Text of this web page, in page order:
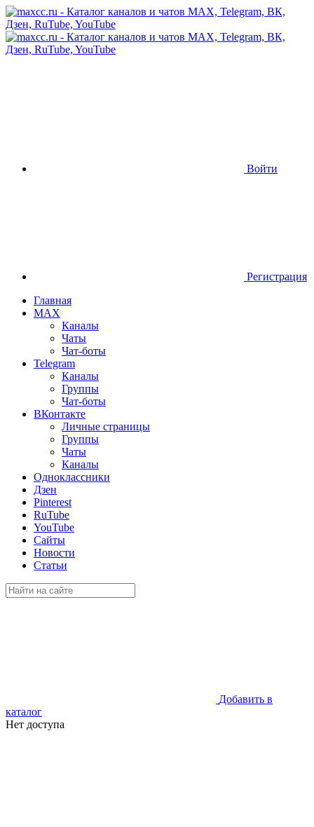
Войти
Регистрация
Главная
MAX
Каналы
Чаты
Чат-боты
Telegram
Каналы
Группы
Чат-боты
ВКонтакте
Личные страницы
Группы
Чаты
Каналы
Одноклассники
Дзен
Pinterest
RuTube
YouTube
Сайты
Новости
Статьи
Добавить в
каталог
Нет доступа